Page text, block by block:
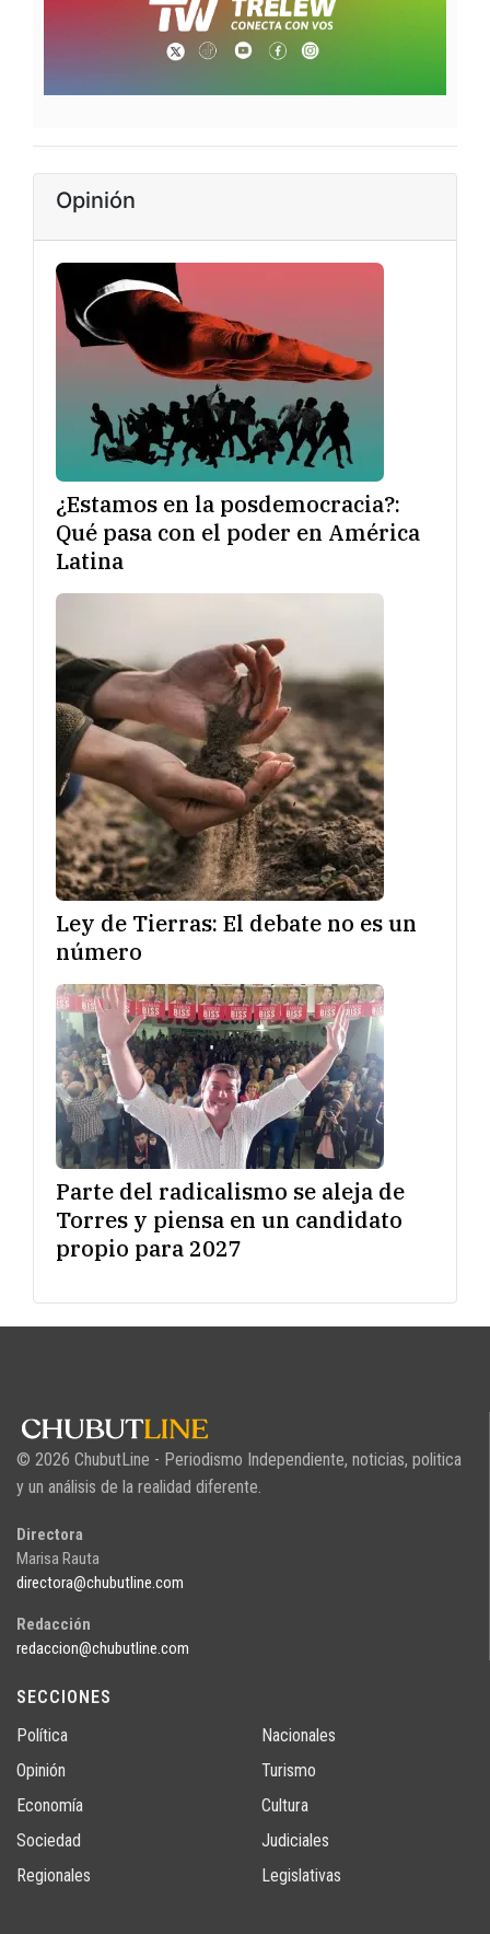
Opinión
¿Estamos en la posdemocracia?:
Qué pasa con el poder en América
Latina
Ley de Tierras: El debate no es un
número
Parte del radicalismo se aleja de
Torres y piensa en un candidato
propio para 2027
© 2026 ChubutLine - Periodismo Independiente, noticias, politica
y un análisis de la realidad diferente.
Directora
Marisa Rauta
directora@chubutline.com
Redacción
redaccion@chubutline.com
SECCIONES
Política
Opinión
Economía
Sociedad
Regionales
Nacionales
Turismo
Cultura
Judiciales
Legislativas